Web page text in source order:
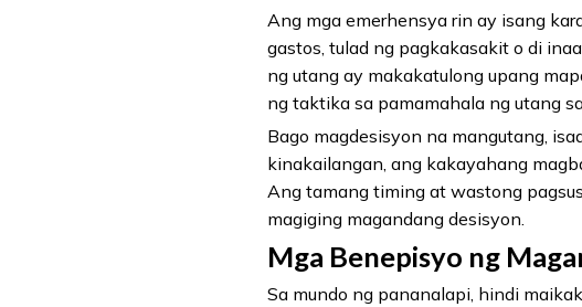
Ang mga emerhensya rin ay isang
gastos, tulad ng pagkakasakit o di
ng utang ay makakatulong upang
ng taktika sa pamamahala ng utang
Bago magdesisyon na mangutang,
kinakailangan, ang kakayahang
Ang tamang timing at wastong
magiging magandang desisyon.
Mga Benepisyo ng
Sa mundo ng pananalapi, hindi